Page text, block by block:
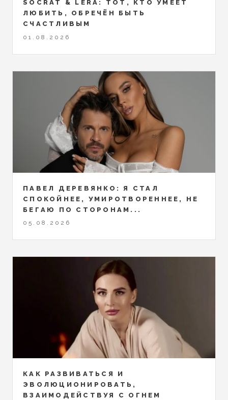
SOCRAT & LERA: ТОТ, КТО УМЕЕТ
ЛЮБИТЬ, ОБРЕЧЁН БЫТЬ
СЧАСТЛИВЫМ
01.08.2026
ПАВЕЛ ДЕРЕВЯНКО: Я СТАЛ
СПОКОЙНЕЕ, УМИРОТВОРЕННЕЕ, НЕ
БЕГАЮ ПО СТОРОНАМ...
05.08.2026
КАК РАЗВИВАТЬСЯ И
ЭВОЛЮЦИОНИРОВАТЬ,
ВЗАИМОДЕЙСТВУЯ С ОГНЕМ